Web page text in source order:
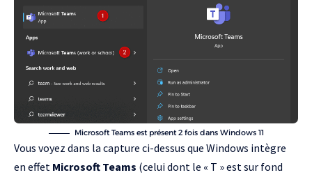
Microsoft Teams est présent 2 fois dans Windows 11
Vous voyez dans la capture ci-dessus que Windows intègre
en effet Microsoft Teams (celui dont le « T » est sur fond